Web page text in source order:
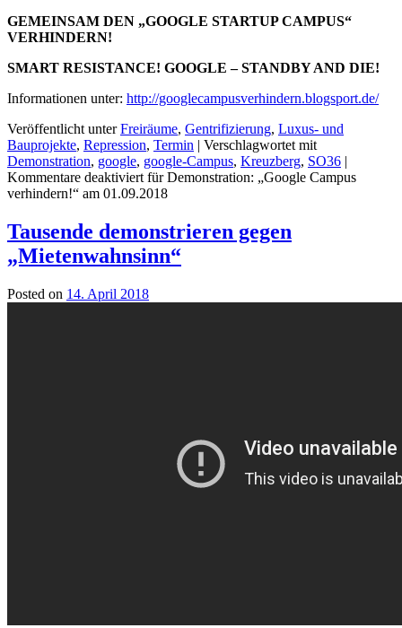
GEMEINSAM DEN „GOOGLE STARTUP CAMPUS“
VERHINDERN!
SMART RESISTANCE! GOOGLE – STANDBY AND DIE!
Informationen unter: http://googlecampusverhindern.blogsport.de/
Veröffentlicht unter Freiräume, Gentrifizierung, Luxus- und
Bauprojekte, Repression, Termin | Verschlagwortet mit
Demonstration, google, google-Campus, Kreuzberg, SO36 |
Kommentare deaktiviert für Demonstration: „Google Campus
verhindern!“ am 01.09.2018
Tausende demonstrieren gegen
„Mietenwahnsinn“
Posted on 14. April 2018